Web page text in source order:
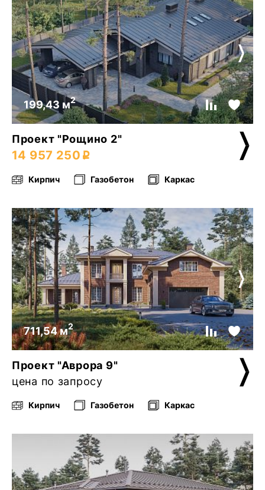
199,43 м2
Проект "Рощино 2"
14 957 250
Кирпич Газобетон Каркас
711,54 м2
Проект "Аврора 9"
цена по запросу
Кирпич Газобетон Каркас